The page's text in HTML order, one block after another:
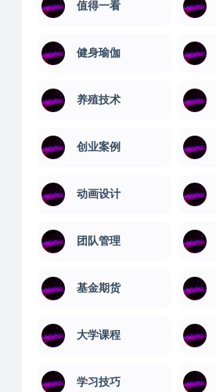
值得一看
健身瑜伽
养殖技术
创业案例
动画设计
团队管理
基金期货
大学课程
学习技巧